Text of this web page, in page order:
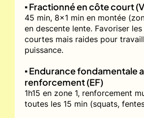
▪️ Fractionné en côte court
45 min, 8x1 min en montée
en descente lente. Favoriser
courtes mais raides pour
puissance.
▪️ Endurance fondamentale
renforcement (EF)
1h15 en zone 1, renforcement
toutes les 15 min (squats,